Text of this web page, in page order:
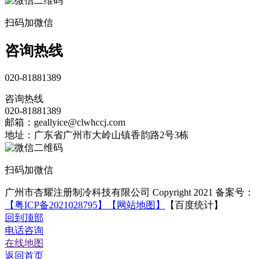
扫码加微信
咨询热线
020-81881389
咨询热线
020-81881389
邮箱：geallyice@clwhccj.com
地址：广东省广州市大岭山镇香韵路2号3栋
扫码加微信
广州市杏耀注册制冷科技有限公司 Copyright 2021 备案号：
【粤ICP备2021028795】
【网站地图】
【百度统计】
回到顶部
电话咨询
在线地图
返回首页